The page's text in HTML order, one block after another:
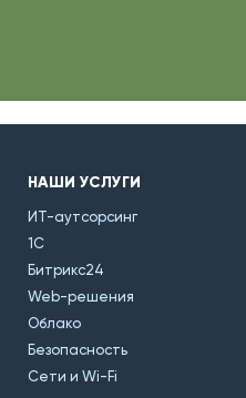
НАШИ УСЛУГИ
ИТ-аутсорсинг
1С
Битрикс24
Web-решения
Облако
Безопасность
Сети и Wi-Fi